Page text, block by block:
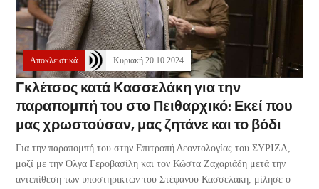
Αποκλειστικά Κυριακή 20.10.2024
Γκλέτσος κατά Κασσελάκη για την
παραπομπή του στο Πειθαρχικό: Εκεί που
μας χρωστούσαν, μας ζητάνε και το βόδι
Για την παραπομπή του στην Επιτροπή Δεοντολογίας του ΣΥΡΙΖΑ,
μαζί με την Όλγα Γεροβασίλη και τον Κώστα Ζαχαριάδη μετά την
αντεπίθεση των υποστηρικτών του Στέφανου Κασσελάκη, μίλησε ο